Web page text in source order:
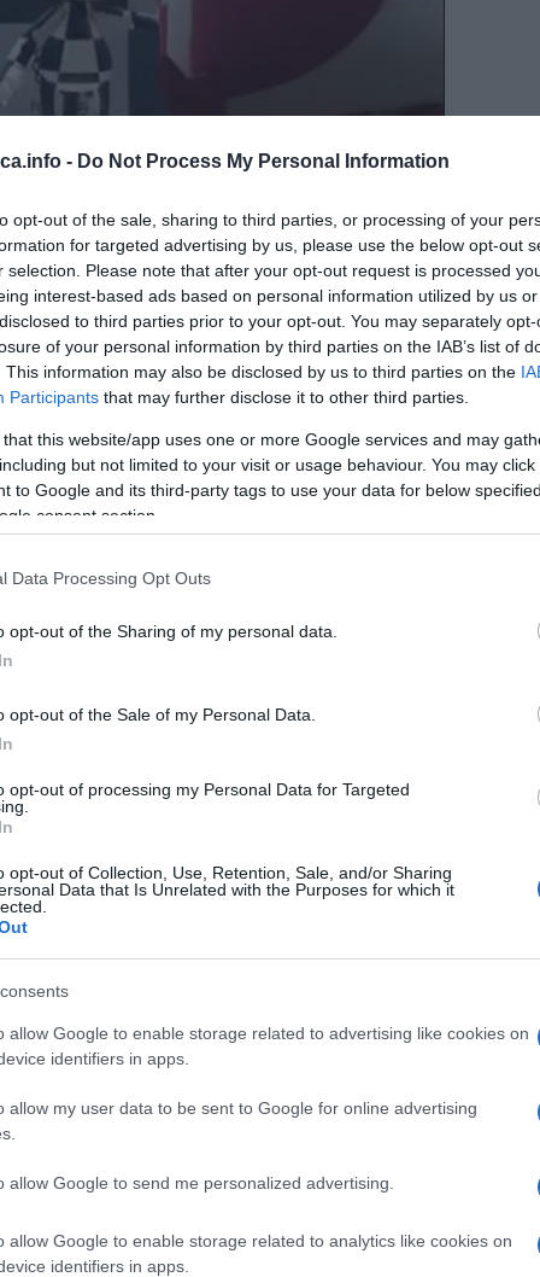
- Do Not Process My Personal Information
opt-out of the sale, sharing to third parties, or processing of your
for targeted advertising by us, please use the below opt-out
selection. Please note that after your opt-out request is processed
interest-based ads based on personal information utilized by us
to third parties prior to your opt-out. You may separately
of your personal information by third parties on the IAB’s list of
This information may also be disclosed by us to third parties on the
Participants that may further disclose it to other third parties.
that this website/app uses one or more Google services and may
but not limited to your visit or usage behaviour. You may
to Google and its third-party tags to use your data for below
consent section.
Data Processing Opt Outs
opt-out of the Sharing of my personal data.
opt-out of the Sale of my Personal Data.
opt-out of processing my Personal Data for Targeted
opt-out of Collection, Use, Retention, Sale, and/or Sharing
Data that Is Unrelated with the Purposes for which it
allow Google to enable storage related to advertising like cookies on
identifiers in apps.
allow my user data to be sent to Google for online advertising
allow Google to send me personalized advertising.
allow Google to enable storage related to analytics like cookies on
identifiers in apps.
ovaj znak može biti vrlo upečatljiv.
kože
koža, crvenilo ili podočnjaci često govore o zanemarivanju osnovnih
noći ili genetike, zanemarivanje hidratacije i osnovne njege
noktiju ili nepravilno oblikovani nokti daju dojam da osoba ne pridaje
i osnovna higijena su ključni za pozitivan dojam.
rupa ili potrgane tkanine, može odavati dojam nemarnosti.
Neurednost u odijevanju teško se prikriva, jer je to nešto što